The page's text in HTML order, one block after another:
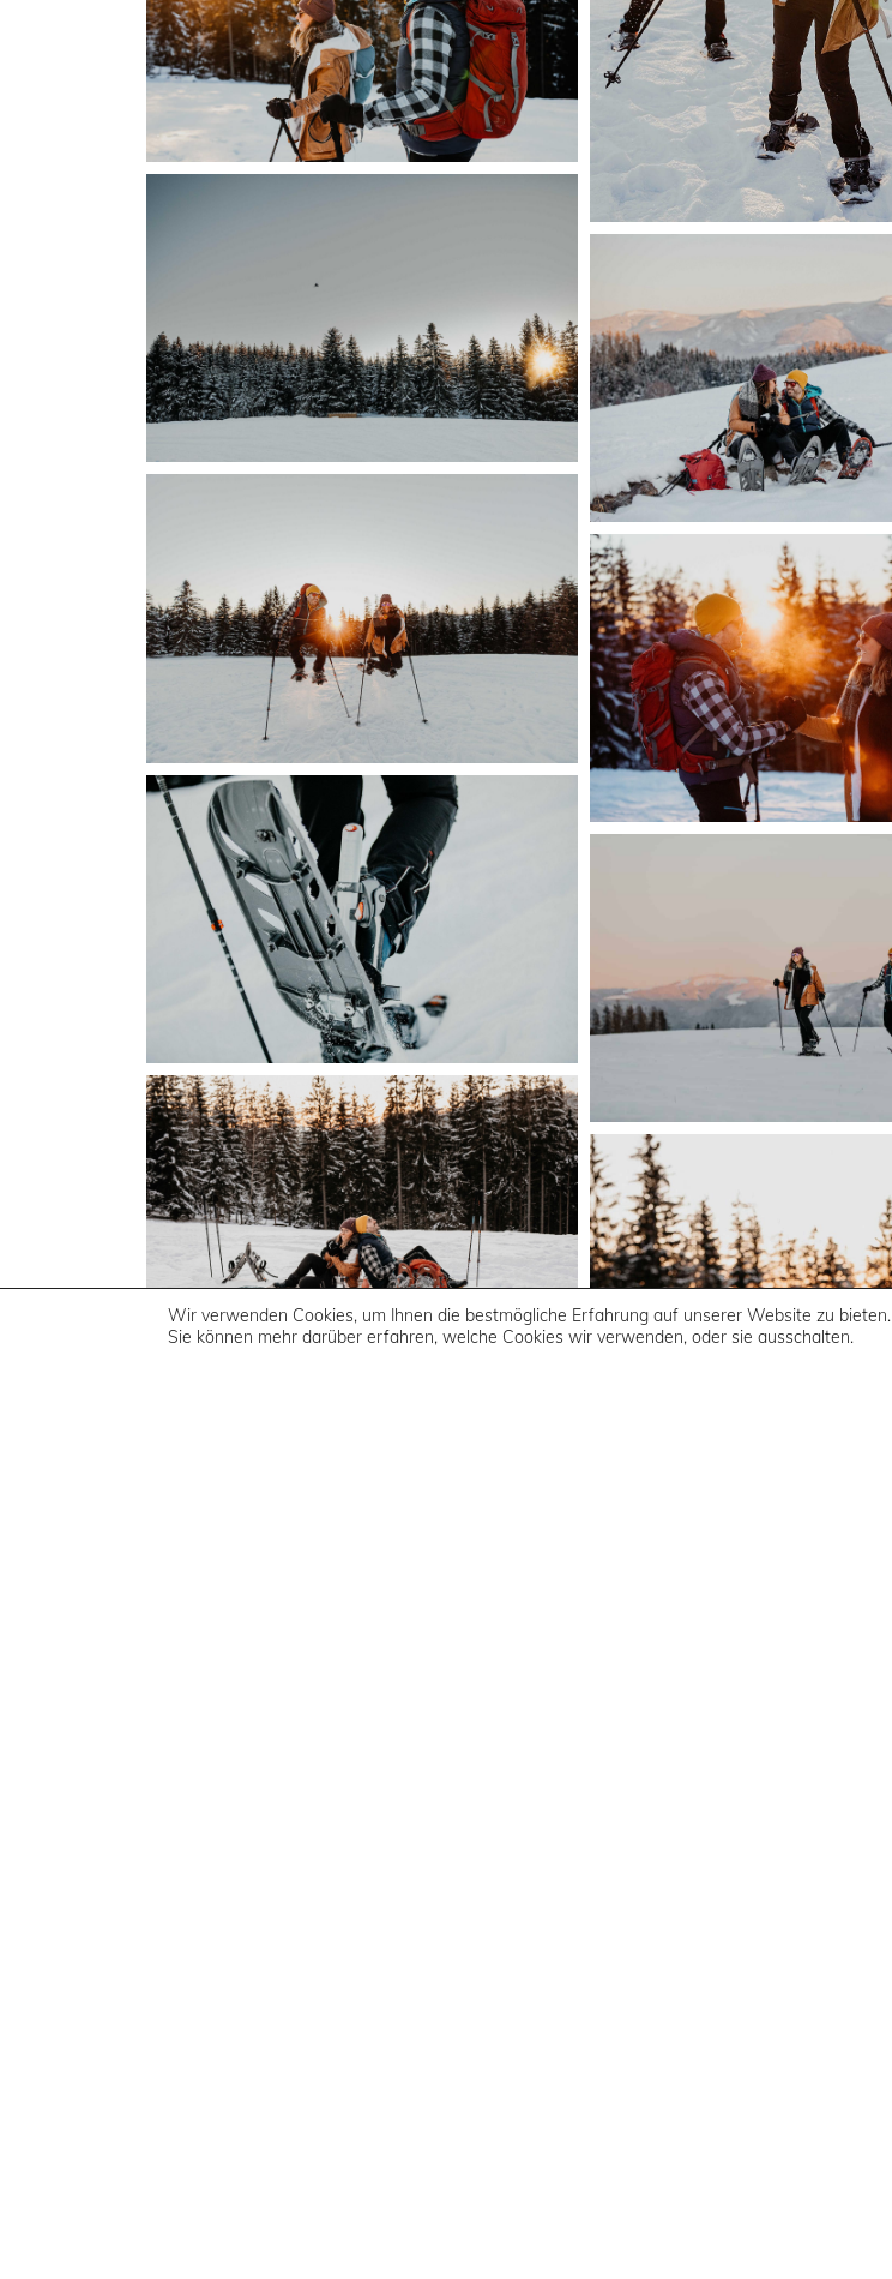
Wir verwenden Cookies, um Ihnen die bestmögliche Erfahrung auf unserer Website zu bieten.
Sie können mehr darüber erfahren, welche Cookies wir verwenden, oder sie ausschalten.